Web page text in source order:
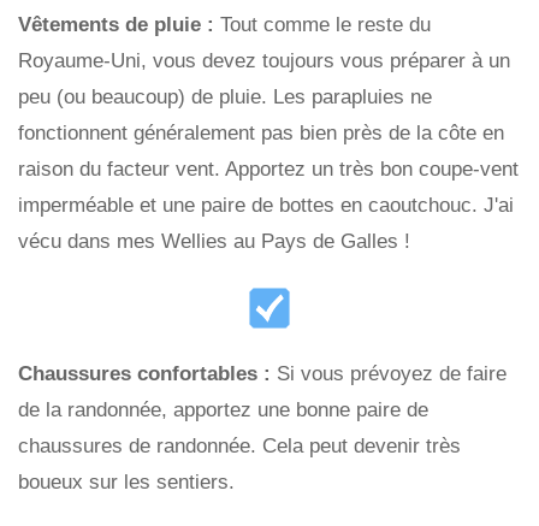
Vêtements de pluie : Tout comme le reste du
Royaume-Uni, vous devez toujours vous préparer à un
peu (ou beaucoup) de pluie. Les parapluies ne
fonctionnent généralement pas bien près de la côte en
raison du facteur vent. Apportez un très bon coupe-vent
imperméable et une paire de bottes en caoutchouc. J'ai
vécu dans mes Wellies au Pays de Galles !
Chaussures confortables : Si vous prévoyez de faire
de la randonnée, apportez une bonne paire de
chaussures de randonnée. Cela peut devenir très
boueux sur les sentiers.